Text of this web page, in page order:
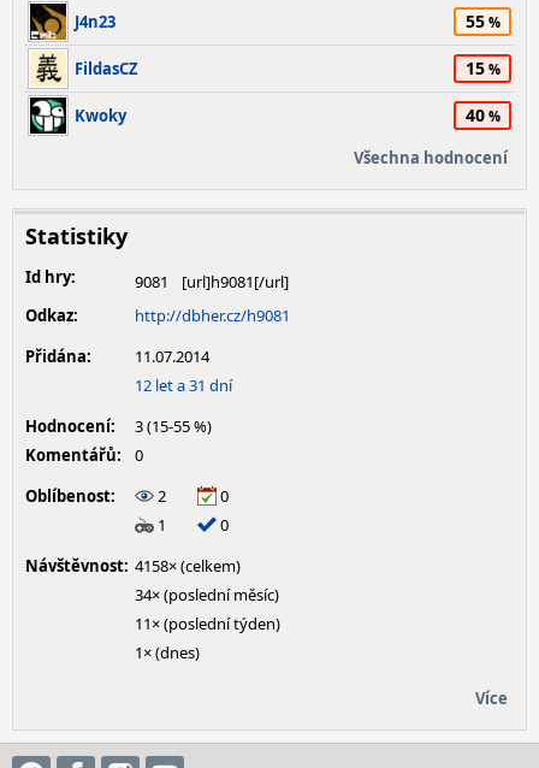
J4n23 55
FildasCZ 15
Kwoky 40
Všechna hodnocení
Statistiky
Id hry:
9081
Odkaz:
http://dbher.cz/h9081
Přidána:
11.07.2014
12 let a 31 dní
Hodnocení:
3 (15-55 %)
Komentářů:
0
Oblíbenost:
2
0
1
0
Návštěvnost: 4158× (celkem)
34× (poslední měsíc)
11× (poslední týden)
1× (dnes)
Více